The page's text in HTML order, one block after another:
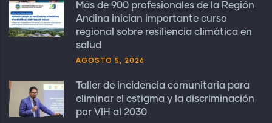
Más de 900 profesionales de la Región
Andina inician importante curso
regional sobre resiliencia climática en
salud
AGOSTO 5, 2026
Taller de incidencia comunitaria para
eliminar el estigma y la discriminación
por VIH al 2030